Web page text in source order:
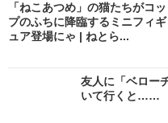
「ねこあつめ」の猫たちがコッ
プのふちに降臨するミニフィギ
ュア登場にゃ | ねとら...
友人に「ベロー
いて行くと……